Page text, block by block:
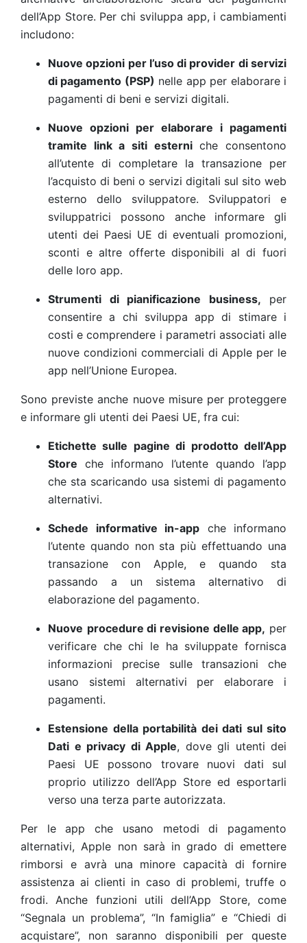
dell’App Store. Per chi sviluppa app, i cambiamenti
includono:
Nuove opzioni per l’uso di provider di servizi
di pagamento (PSP) nelle app per elaborare i
pagamenti di beni e servizi digitali.
Nuove opzioni per elaborare i pagamenti
tramite link a siti esterni che consentono
all’utente di completare la transazione per
l’acquisto di beni o servizi digitali sul sito web
esterno dello sviluppatore. Sviluppatori e
sviluppatrici possono anche informare gli
utenti dei Paesi UE di eventuali promozioni,
sconti e altre offerte disponibili al di fuori
delle loro app.
Strumenti di pianificazione business,
per
consentire a chi sviluppa app di stimare i
costi e comprendere i parametri associati alle
nuove condizioni commerciali di Apple per le
app nell’Unione Europea.
Sono previste anche nuove misure per proteggere
e informare gli utenti dei Paesi UE, fra cui:
Etichette sulle pagine di prodotto dell’App
Store che informano l’utente quando l’app
che sta scaricando usa sistemi di pagamento
alternativi.
Schede informative in-app che informano
l’utente quando non sta più effettuando una
transazione con Apple, e quando sta
passando a un sistema alternativo di
elaborazione del pagamento.
Nuove procedure di revisione delle app, per
verificare che chi le ha sviluppate fornisca
informazioni precise sulle transazioni che
usano sistemi alternativi per elaborare i
pagamenti.
Estensione della portabilità dei dati sul sito
Dati e privacy di Apple, dove gli utenti dei
Paesi UE possono trovare nuovi dati sul
proprio utilizzo dell’App Store ed esportarli
verso una terza parte autorizzata.
Per le app che usano metodi di pagamento
alternativi, Apple non sarà in grado di emettere
rimborsi e avrà una minore capacità di fornire
assistenza ai clienti in caso di problemi, truffe o
frodi. Anche funzioni utili dell’App Store, come
“Segnala un problema”, “In famiglia” e “Chiedi di
acquistare”, non saranno disponibili per queste